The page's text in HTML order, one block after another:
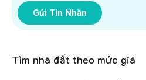
Gửi Tin Nhắn
Tìm nhà đất theo mức giá